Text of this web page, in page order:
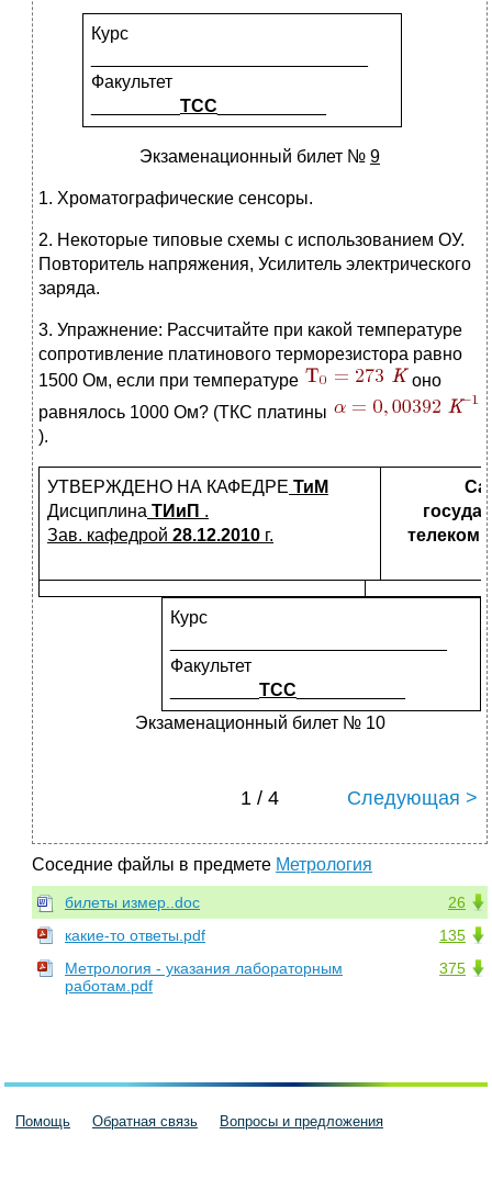
Курс
Факультет
ТСС
Экзаменационный билет № 9
1. Хроматографические сенсоры.
2. Некоторые типовые схемы с использованием ОУ.
Повторитель напряжения, Усилитель электрического
заряда.
3. Упражнение: Рассчитайте при какой температуре
сопротивление платинового терморезистора равно
1500 Ом, если при температуре
оно
равнялось 1000 Ом? (ТКС платины
).
УТВЕРЖДЕНО НА КАФЕДРЕ ТиМ
Дисциплина ТИиП .
Зав. кафедрой 28.12.2010 г.
Курс
Факультет
ТСС
Экзаменационный билет № 10
1 / 4 Следующая >
Соседние файлы в предмете Метрология
26
билеты измер..doc
135
какие-то ответы.pdf
375
Метрология - указания лабораторным
работам.pdf
Помощь Обратная связь Вопросы и предложения